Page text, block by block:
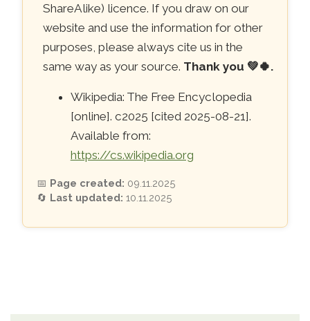
ShareAlike) licence. If you draw on our
website and use the information for other
purposes, please always cite us in the
same way as your source. Thank you 💚🍀.
Wikipedia: The Free Encyclopedia
[online]. c2025 [cited 2025-08-21].
Available from:
https://cs.wikipedia.org
📅 Page created: 09.11.2025
🔄 Last updated: 10.11.2025